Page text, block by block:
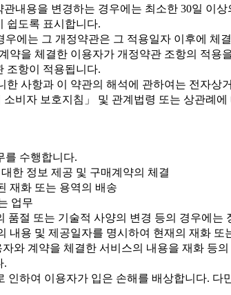
내용을 변경하는 경우에는 최소한 30일 이
쉽도록 표시합니다.
에는 그 개정약관은 그 적용일자 이후에 체
약을 체결한 이용자가 개정약관 조항의 적용
조항이 적용됩니다.
한 사항과 이 약관의 해석에 관하여는 전자
소비자 보호지침」 및 관계법령 또는 상관례에
를 수행합니다.
한 정보 제공 및 구매계약의 체결
재화 또는 용역의 배송
업무
품절 또는 기술적 사양의 변경 등의 경우에
내용 및 제공일자를 명시하여 현재의 재화
와 계약을 체결한 서비스의 내용을 재화 등
.
인하여 이용자가 입은 손해를 배상합니다.